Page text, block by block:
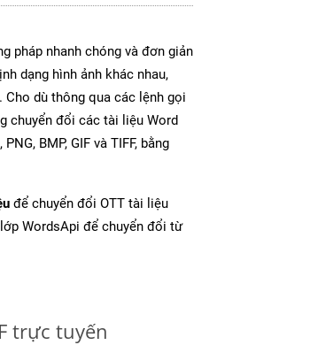
pháp nhanh chóng và đơn giản
dạng hình ảnh khác nhau,
dù thông qua các lệnh gọi
chuyển đổi các tài liệu Word
BMP, GIF và TIFF, bằng
để chuyển đổi OTT tài liệu
WordsApi để chuyển đổi từ
trực tuyến